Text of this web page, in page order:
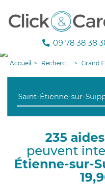
09 78 38 38
Accueil Recherche aide à domicile Grand
235
peuvent
Étienne-sur-